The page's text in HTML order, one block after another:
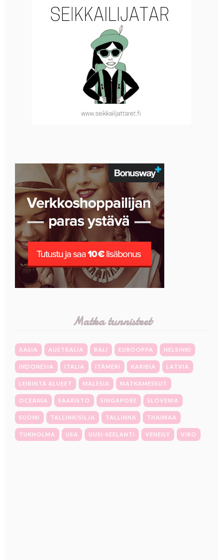
Matka tunnisteet
AASIA AUSTRALIA BALI EUROOPPA HELSINKI
INDONESIA ITALIA ITÄMERI KARIBIA LATVIA
LEIRINTÄ ALUEET MALESIA MATKAMESSUT
OCEANIA SAARISTO SINGAPORE SLOVENIA
SUOMI TALLINK/SILJA TALLINNA THAIMAA
TUKHOLMA USA UUSI-SEELANTI VENEILY VIRO